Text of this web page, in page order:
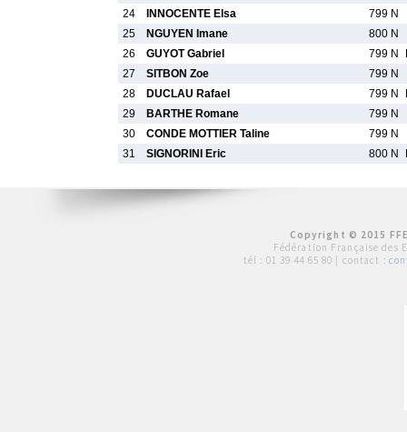
24
INNOCENTE Elsa 799 N
25
NGUYEN Imane 800 N
26
GUYOT Gabriel 799 N
27
SITBON Zoe 799 N
28
DUCLAU Rafael 799 N
29
BARTHE Romane 799 N
30
CONDE MOTTIER Taline 799 N
31
SIGNORINI Eric 800 N
Copyright © 2015
Fédération Française des
tél : 01 39 44 65 80 | contact :